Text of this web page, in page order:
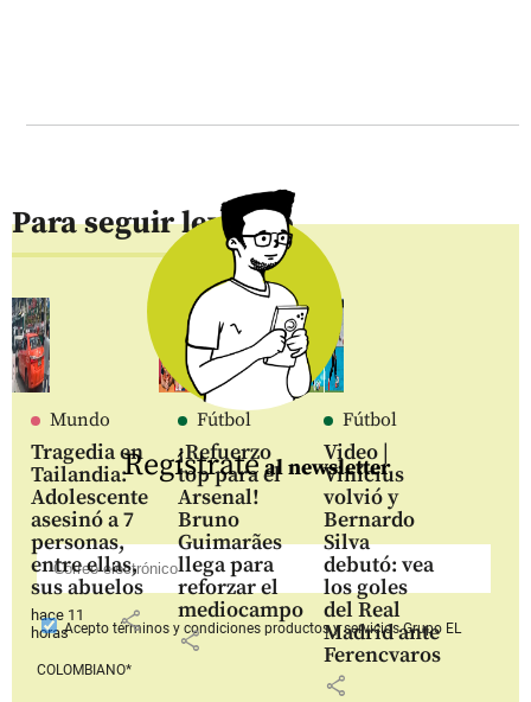
Para seguir leyendo
Mundo
Tragedia en
Tailandia:
Adolescente
asesinó a 7
personas,
entre ellas,
sus abuelos
hace 11
horas
share
Fútbol
¡Refuerzo
top para el
Arsenal!
Bruno
Guimarães
llega para
reforzar el
mediocampo
share
Fútbol
Video |
Vinícius
volvió y
Bernardo
Silva
debutó: vea
los goles
del Real
Madrid ante
Ferencvaros
share
Regístrateal newsletter
Aceptotérminos y condiciones productos y serviciosGrupo EL
COLOMBIANO*